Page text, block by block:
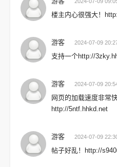
2024-07-09
楼主内心很强大！
游客 2024-07-09
支持一个http://
游客 2024-07-09
网页的加载速度非常
http://5ntf.hhkd.net
游客 2024-07-09
帖子好乱！http://